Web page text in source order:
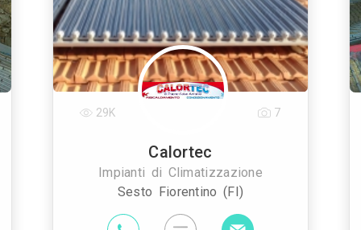
Calortec
Impianti di Climatizzazione
Sesto Fiorentino (FI)
29K 7